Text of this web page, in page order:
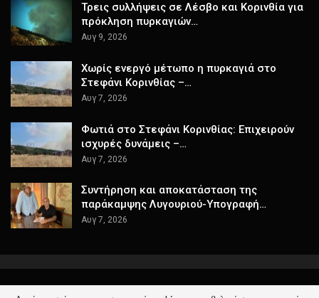
Τρεις συλλήψεις σε Λέσβο και Κορινθία για
πρόκληση πυρκαγιών…
Αυγ 9, 2026
Χωρίς ενεργό μέτωπο η πυρκαγιά στο
Στεφάνι Κορινθίας –…
Αυγ 7, 2026
Φωτιά στο Στεφάνι Κορινθίας: Επιχειρούν
ισχυρές δυνάμεις –…
Αυγ 7, 2026
Συντήρηση και αποκατάσταση της
παράκαμψης Λυγουριού-Υπογραφή…
Αυγ 7, 2026